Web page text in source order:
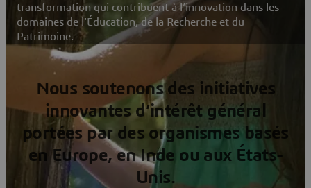
transformation qui contribuent à l’innovation dans les
domaines de l'Éducation, de la Recherche et du
Patrimoine.
Nous soutenons des initiatives
innovantes d’intérêt général
portées par des organismes basés
en Europe, en Inde ou aux États-
Unis.